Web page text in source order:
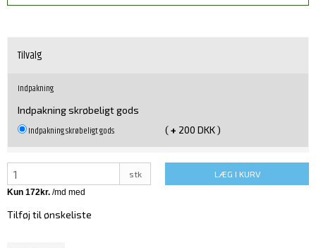
Tilvalg
Indpakning
Indpakning skrøbeligt gods
Indpakning skrøbeligt gods (+ 200 DKK )
stk LÆG I KURV
Tilføj til ønskeliste